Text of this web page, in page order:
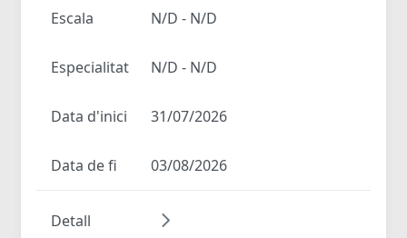
Escala N/D - N/D
Especialitat N/D - N/D
Data d'inici 31/07/2026
Data de fi 03/08/2026
Detall